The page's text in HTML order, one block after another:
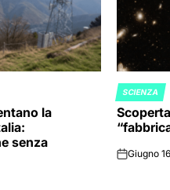
la
senza
POSTED
IN
SCIENZA
onGiugno